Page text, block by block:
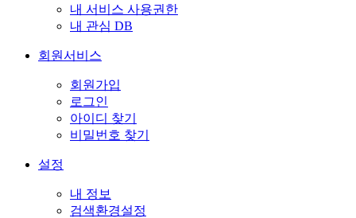
내 서비스 사용권한
내 관심 DB
회원서비스
회원가입
로그인
아이디 찾기
비밀번호 찾기
설정
내 정보
검색환경설정